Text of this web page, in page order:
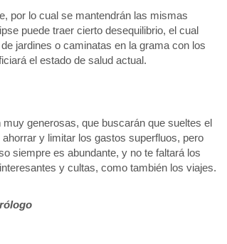
por lo cual se mantendrán las mismas
puede traer cierto desequilibrio, el cual
jardines o caminatas en la grama con los
el estado de salud actual.
generosas, que buscarán que sueltes el
y limitar los gastos superfluos, pero
siempre es abundante, y no te faltará los
y cultas, como también los viajes.